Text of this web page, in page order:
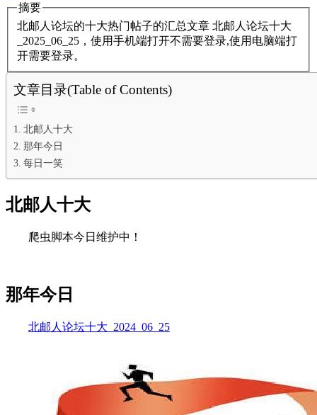
摘要
北邮人论坛的十大热门帖子的汇总文章 北邮人论坛十大
_2025_06_25，使用手机端打开不需要登录,使用电脑端打
开需要登录。
文章目录(Table of Contents)
北邮人十大
那年今日
每日一笑
北邮人十大
爬虫脚本今日维护中！
那年今日
北邮人论坛十大_2024_06_25